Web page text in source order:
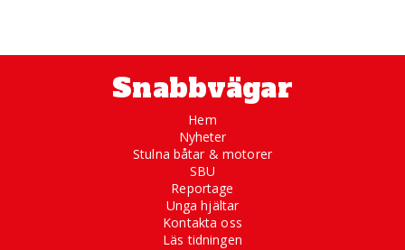
Snabbvägar
Hem
Nyheter
Stulna båtar & motorer
SBU
Reportage
Unga hjältar
Kontakta oss
Läs tidningen